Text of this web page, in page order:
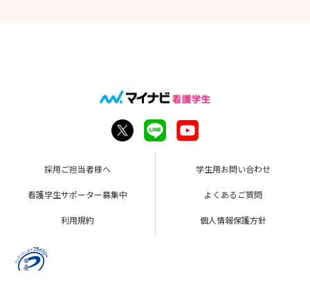
採用ご担当者様へ 学生用お問い合わせ
看護学生サポーター募集中 よくあるご質問
利用規約 個人情報保護方針